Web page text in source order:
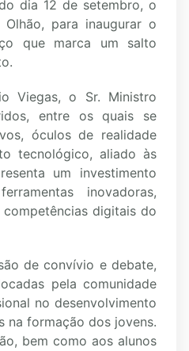
dia 12 de setembro, o
Olhão, para inaugurar o
que marca um salto
Viegas, o Sr. Ministro
entre os quais se
óculos de realidade
tecnológico, aliado às
um investimento
inovadoras,
digitais do
de convívio e debate,
pela comunidade
no desenvolvimento
na formação dos jovens.
bem como aos alunos